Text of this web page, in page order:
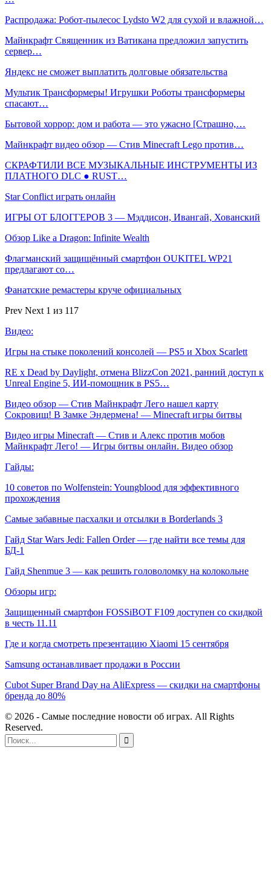
Распродажа: Робот-пылесос Lydsto W2 для сухой и влажной…
Майнкрафт Священник из Ватикана предложил запустить
сервер…
Яндекс не сможет выплатить долговые обязательства
Мультик Трансформеры! Игрушки Роботы трансформеры
спасают…
Бытовой хоррор: дом и работа — это ужасно [Страшно,…
Майнкрафт видео обзор — Стив Minecraft Lego против…
СКРАФТИЛИ ВСЕ МУЗЫКАЛЬНЫЕ ИНСТРУМЕНТЫ ИЗ
ПЛАТНОГО DLC ● RUST…
Star Conflict играть онлайн
ИГРЫ ОТ БЛОГГЕРОВ 3 — Мэддисон, Ивангай, Хованский
Обзор Like a Dragon: Infinite Wealth
Флагманский защищённый смартфон OUKITEL WP21
предлагают со…
Фанатские ремастеры круче официальных
Prev Next 1 из 117
Видео:
Игры на стыке поколений консолей — PS5 и Xbox Scarlett
RE x Dead by Daylight, отмена BlizzCon 2021, ранний доступ к
Unreal Engine 5, ИИ-помощник в PS5…
Видео обзор — Стив Майнкрафт Лего нашел карту
Сокровищ! В Замке Эндермена! — Minecraft игры битвы
Видео игры Minecraft — Стив и Алекс против мобов
Майнкрафт Лего! — Игры битвы онлайн. Видео обзор
Гайды:
10 советов по Wolfenstein: Youngblood для эффективного
прохождения
Самые забавные пасхалки и отсылки в Borderlands 3
Гайд Star Wars Jedi: Fallen Order — где найти все темы для
БД-1
Гайд Shenmue 3 — как решить головоломку на колокольне
Обзоры игр:
Защищенный смартфон FOSSiBOT F109 доступен со скидкой
в честь 11.11
Где и когда смотреть презентацию Xiaomi 15 сентября
Samsung останавливает продажи в России
Cubot Super Brand Day на AliExpress — скидки на смартфоны
бренда до 80%
© 2026 - Самые последние новости об играх. All Rights
Reserved.